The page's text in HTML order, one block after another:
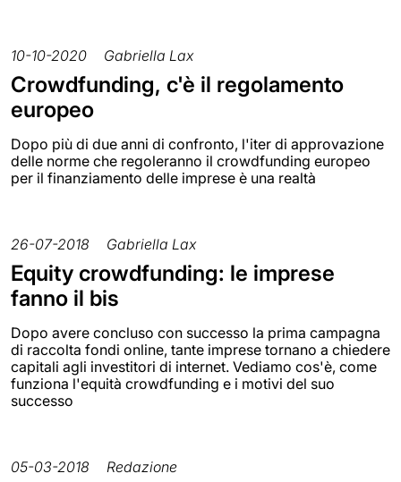
10-10-2020 Gabriella Lax
Crowdfunding, c'è il regolamento
europeo
Dopo più di due anni di confronto, l'iter di approvazione
delle norme che regoleranno il crowdfunding europeo
per il finanziamento delle imprese è una realtà
26-07-2018 Gabriella Lax
Equity crowdfunding: le imprese
fanno il bis
Dopo avere concluso con successo la prima campagna
di raccolta fondi online, tante imprese tornano a chiedere
capitali agli investitori di internet. Vediamo cos'è, come
funziona l'equità crowdfunding e i motivi del suo
successo
05-03-2018 Redazione